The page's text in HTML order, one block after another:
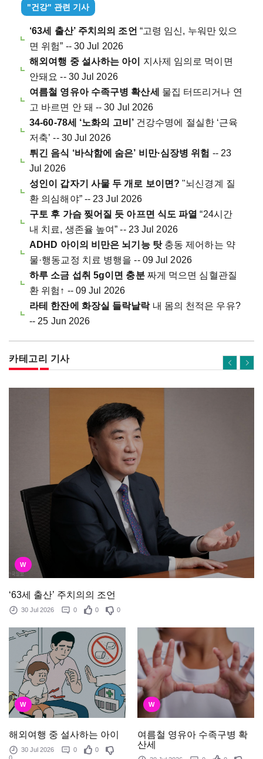
"건강" 관련 기사
‘63세 출산’ 주치의의 조언 “고령 임신, 누워만 있으
면 위험” -- 30 Jul 2026
해외여행 중 설사하는 아이
지사제 임의로 먹이면
안돼요 -- 30 Jul 2026
여름철 영유아 수족구병 확산세
물집 터뜨리거나 연
고 바르면 안 돼 -- 30 Jul 2026
34-60-78세 ‘노화의 고비’건강수명에 절실한 ‘근육
저축’ -- 30 Jul 2026
튀긴 음식 ‘바삭함에 숨은’ 비만·심장병 위험 -- 23
Jul 2026
성인이 갑자기 사물 두 개로 보이면?"뇌신경계 질
환 의심해야” -- 23 Jul 2026
구토 후 가슴 찢어질 듯 아프면 식도 파열 “24시간
내 치료, 생존율 높여” -- 23 Jul 2026
ADHD 아이의 비만은 뇌기능 탓충동 제어하는 약
물·행동교정 치료 병행을 -- 09 Jul 2026
하루 소금 섭취 5g이면 충분짜게 먹으면 심혈관질
환 위험↑ -- 09 Jul 2026
라테 한잔에 화장실 들락날락내 몸의 천적은 우유?
-- 25 Jun 2026
카테고리 기사
W
‘63세 출산’ 주치의의 조언
30 Jul 2026 0 0 0
W
해외여행 중 설사하는 아이
30 Jul 2026 0
0
W
여름철 영유아 수족구병 확
산세